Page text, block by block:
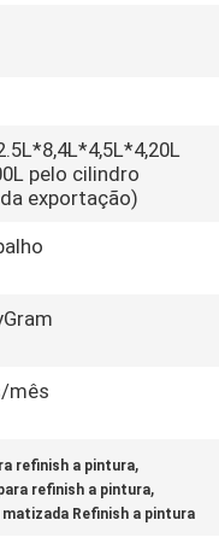
pelo cilindro
exportação)
mês
refinish a pintura,
refinish a pintura,
Refinish a pintura